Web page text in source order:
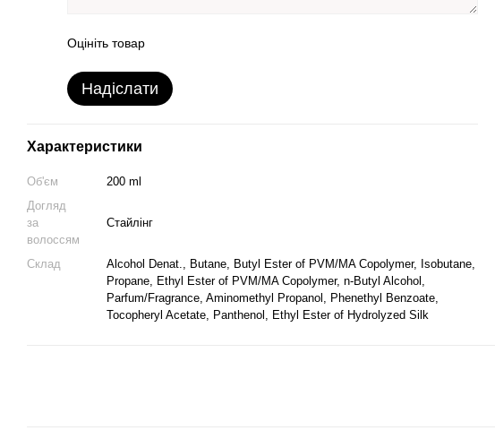
Оцініть товар
Надіслати
Характеристики
Об'єм
200 ml
Догляд
за
волоссям
Cтайлінг
Склад
Alcohol Denat., Butane, Butyl Ester of PVM/MA Copolymer, Isobutane,
Propane, Ethyl Ester of PVM/MA Copolymer, n-Butyl Alcohol,
Parfum/Fragrance, Aminomethyl Propanol, Phenethyl Benzoate,
Tocopheryl Acetate, Panthenol, Ethyl Ester of Hydrolyzed Silk